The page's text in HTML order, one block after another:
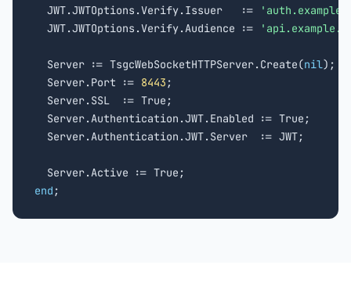
  JWT.JWTOptions.Verify.Issuer   :=
  JWT.JWTOptions.Verify.Audience :=
  Server := TsgcWebSocketHTTPServer.Create(
nil);
  Server.Port :=
8443 ;
  Server.SSL  := True;
  Server.Authentication.JWT.Enabled := True;
  Server.Authentication.JWT.Server  := JWT;
end ;